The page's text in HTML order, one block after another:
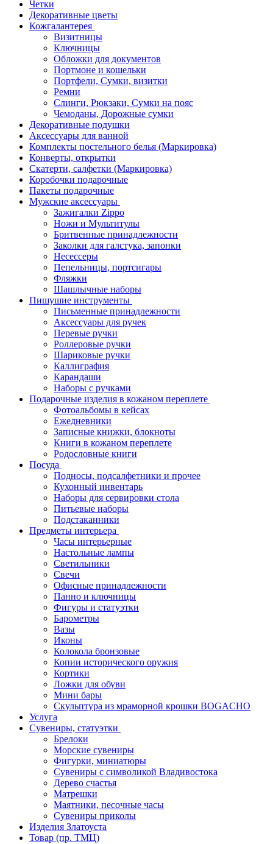
Четки
Декоративные цветы
Кожгалантерея
Визитницы
Ключницы
Обложки для документов
Портмоне и кошельки
Портфели, Сумки, визитки
Ремни
Слинги, Рюкзаки, Сумки на пояс
Чемоданы, Дорожные сумки
Декоративные подушки
Аксессуары для ванной
Комплекты постельного белья (Маркировка)
Конверты, открытки
Скатерти, салфетки (Маркировка)
Коробочки подарочные
Пакеты подарочные
Мужские аксессуары
Зажигалки Zippo
Ножи и Мультитулы
Бритвенные принадлежности
Заколки для галстука, запонки
Несессеры
Пепельницы, портсигары
Фляжки
Шашлычные наборы
Пишушие инструменты
Письменные принадлежности
Аксессуары для ручек
Перевые ручки
Роллеровые ручки
Шариковые ручки
Каллиграфия
Карандаши
Наборы с ручками
Подарочные изделия в кожаном переплете
Фотоальбомы в кейсах
Ежедневники
Записные книжки, блокноты
Книги в кожаном переплете
Родословные книги
Посуда
Подносы, подсалфетники и прочее
Кухонный инвентарь
Наборы для сервировки стола
Питьевые наборы
Подстаканники
Предметы интерьера
Часы интерьерные
Настольные лампы
Светильники
Свечи
Офисные принадлежности
Панно и ключницы
Фигуры и статуэтки
Барометры
Вазы
Иконы
Колокола бронзовые
Копии исторического оружия
Кортики
Ложки для обуви
Мини бары
Скульптура из мраморной крошки BOGACHO
Услуга
Сувениры, статуэтки
Брелоки
Морские сувениры
Фигурки, миниатюры
Сувениры с символикой Владивостока
Дерево счастья
Матрешки
Маятники, песочные часы
Сувениры приколы
Изделия Златоуста
Товар (пр. ТМЦ)